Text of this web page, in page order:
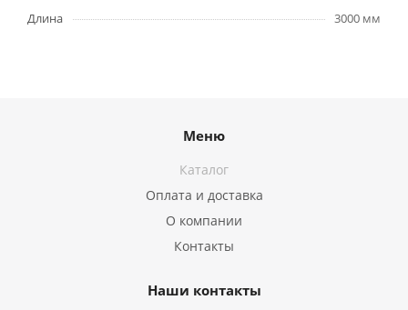
Длина 3000 мм
Меню
Каталог
Оплата и доставка
О компании
Контакты
Наши контакты